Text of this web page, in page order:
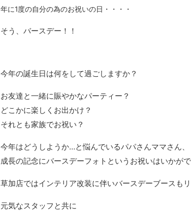
年に1度の自分の為のお祝いの日・・・・
そう、バースデー！！
今年の誕生日は何をして過ごしますか？
お友達と一緒に賑やかなパーティー？
どこかに楽しくお出かけ？
それとも家族でお祝い？
今年はどうしようか…と悩んでいるパパさんママさん、
成長の記念にバースデーフォトというお祝いはいかがで
草加店ではインテリア改装に伴いバースデーブースも
元気なスタッフと共に